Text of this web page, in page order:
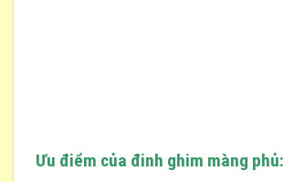
Ưu điểm của đinh ghim màng phủ: